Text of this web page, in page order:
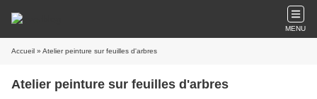
MENU
Accueil » Atelier peinture sur feuilles d'arbres
Atelier peinture sur feuilles d'arbres